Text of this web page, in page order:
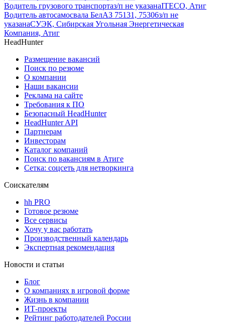
Водитель грузового транспортаз/п не указанаITECO, Атиг
Водитель автосамосвала БелАЗ 75131, 75306з/п не
указанаСУЭК, Сибирская Угольная Энергетическая
Компания, Атиг
HeadHunter
Размещение вакансий
Поиск по резюме
О компании
Наши вакансии
Реклама на сайте
Требования к ПО
Безопасный HeadHunter
HeadHunter API
Партнерам
Инвесторам
Каталог компаний
Поиск по вакансиям в Атиге
Сетка: соцсеть для нетворкинга
Соискателям
hh PRO
Готовое резюме
Все сервисы
Хочу у вас работать
Производственный календарь
Экспертная рекомендация
Новости и статьи
Блог
О компаниях в игровой форме
Жизнь в компании
ИТ-проекты
Рейтинг работодателей России